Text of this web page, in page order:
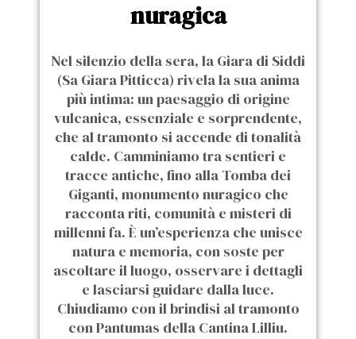
nuragica
Nel silenzio della sera, la Giara di Siddi
(Sa Giara Pitticca) rivela la sua anima
più intima: un paesaggio di origine
vulcanica, essenziale e sorprendente,
che al tramonto si accende di tonalità
calde. Camminiamo tra sentieri e
tracce antiche, fino alla Tomba dei
Giganti, monumento nuragico che
racconta riti, comunità e misteri di
millenni fa. È un’esperienza che unisce
natura e memoria, con soste per
ascoltare il luogo, osservare i dettagli
e lasciarsi guidare dalla luce.
Chiudiamo con il brindisi al tramonto
con Pantumas della Cantina Lilliu.